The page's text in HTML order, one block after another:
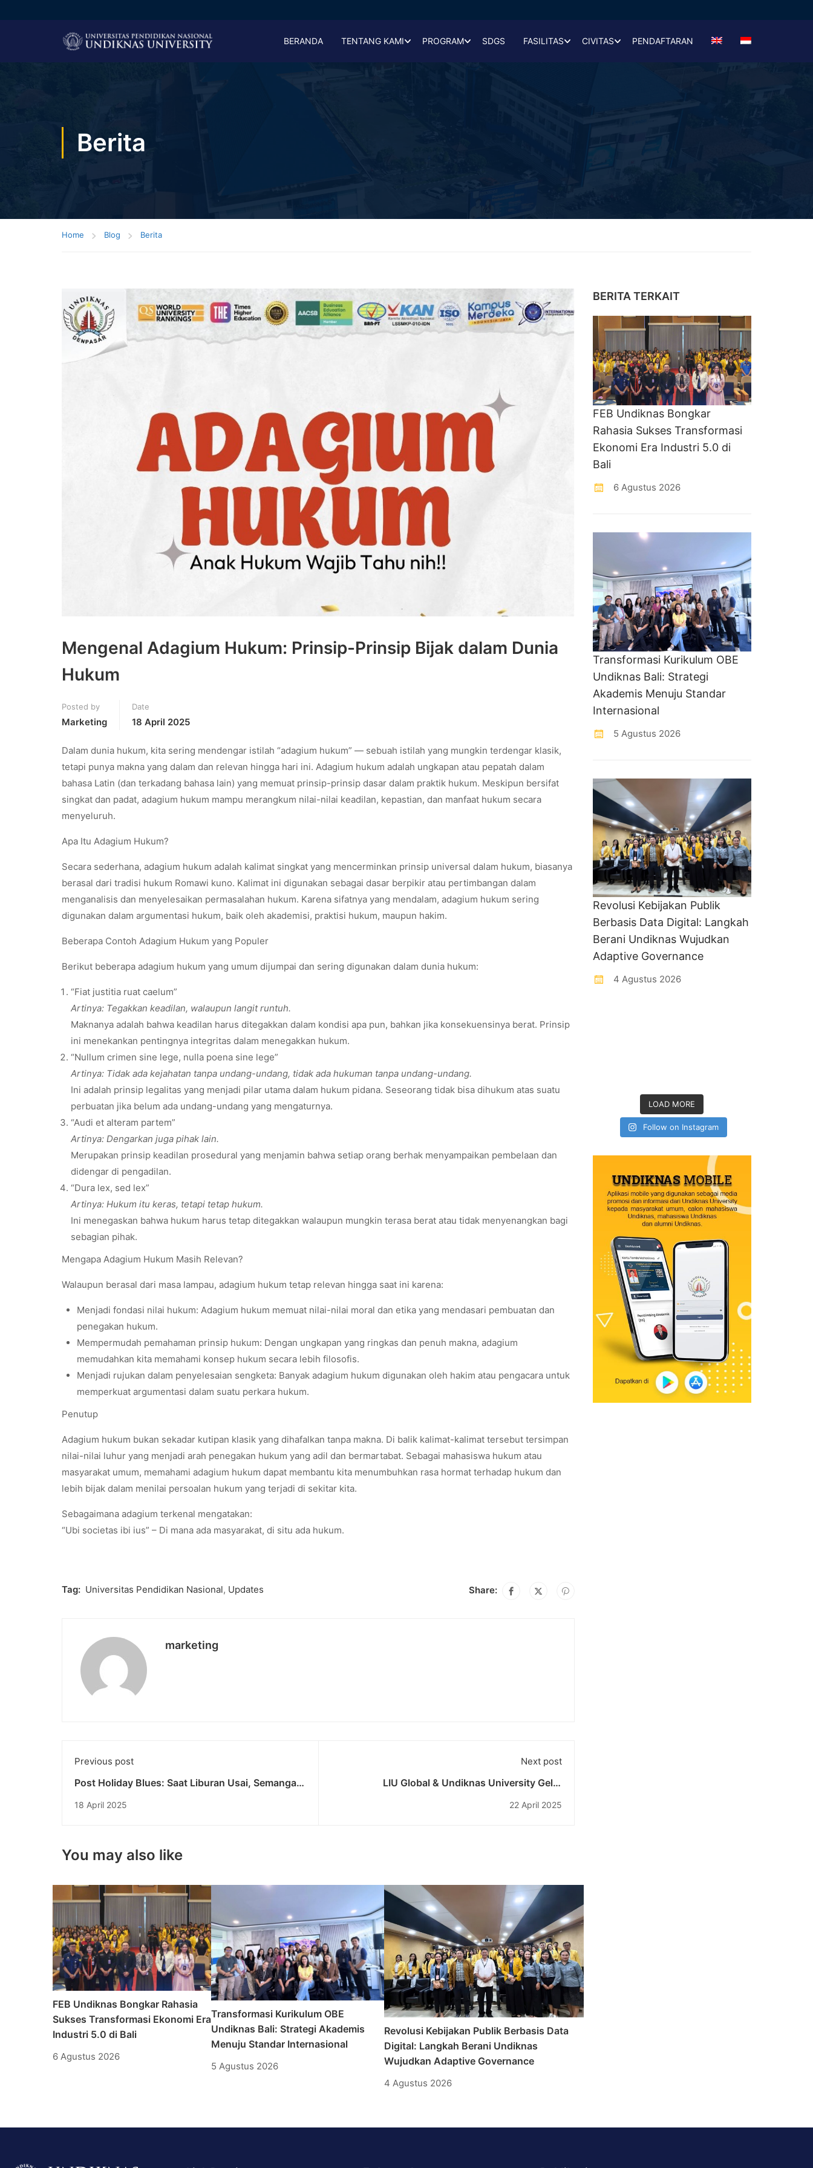
BERANDA TENTANG KAMI PROGRAM SDGS FASILITAS CIVITAS PENDAFTARAN
Berita
Home Blog Berita
Mengenal Adagium Hukum: Prinsip-Prinsip Bijak dalam Dunia
Hukum
Posted by
Marketing
Date
18 April 2025
Dalam dunia hukum, kita sering mendengar istilah “adagium hukum” — sebuah istilah yang mungkin terdengar klasik,
tetapi punya makna yang dalam dan relevan hingga hari ini. Adagium hukum adalah ungkapan atau pepatah dalam
bahasa Latin (dan terkadang bahasa lain) yang memuat prinsip-prinsip dasar dalam praktik hukum. Meskipun bersifat
singkat dan padat, adagium hukum mampu merangkum nilai-nilai keadilan, kepastian, dan manfaat hukum secara
menyeluruh.
Apa Itu Adagium Hukum?
Secara sederhana, adagium hukum adalah kalimat singkat yang mencerminkan prinsip universal dalam hukum, biasanya
berasal dari tradisi hukum Romawi kuno. Kalimat ini digunakan sebagai dasar berpikir atau pertimbangan dalam
menganalisis dan menyelesaikan permasalahan hukum. Karena sifatnya yang mendalam, adagium hukum sering
digunakan dalam argumentasi hukum, baik oleh akademisi, praktisi hukum, maupun hakim.
Beberapa Contoh Adagium Hukum yang Populer
Berikut beberapa adagium hukum yang umum dijumpai dan sering digunakan dalam dunia hukum:
“Fiat justitia ruat caelum”
Artinya: Tegakkan keadilan, walaupun langit runtuh.
Maknanya adalah bahwa keadilan harus ditegakkan dalam kondisi apa pun, bahkan jika konsekuensinya berat. Prinsip
ini menekankan pentingnya integritas dalam menegakkan hukum.
“Nullum crimen sine lege, nulla poena sine lege”
Artinya: Tidak ada kejahatan tanpa undang-undang, tidak ada hukuman tanpa undang-undang.
Ini adalah prinsip legalitas yang menjadi pilar utama dalam hukum pidana. Seseorang tidak bisa dihukum atas suatu
perbuatan jika belum ada undang-undang yang mengaturnya.
“Audi et alteram partem”
Artinya: Dengarkan juga pihak lain.
Merupakan prinsip keadilan prosedural yang menjamin bahwa setiap orang berhak menyampaikan pembelaan dan
didengar di pengadilan.
“Dura lex, sed lex”
Artinya: Hukum itu keras, tetapi tetap hukum.
Ini menegaskan bahwa hukum harus tetap ditegakkan walaupun mungkin terasa berat atau tidak menyenangkan bagi
sebagian pihak.
Mengapa Adagium Hukum Masih Relevan?
Walaupun berasal dari masa lampau, adagium hukum tetap relevan hingga saat ini karena:
Menjadi fondasi nilai hukum: Adagium hukum memuat nilai-nilai moral dan etika yang mendasari pembuatan dan
penegakan hukum.
Mempermudah pemahaman prinsip hukum: Dengan ungkapan yang ringkas dan penuh makna, adagium
memudahkan kita memahami konsep hukum secara lebih filosofis.
Menjadi rujukan dalam penyelesaian sengketa: Banyak adagium hukum digunakan oleh hakim atau pengacara untuk
memperkuat argumentasi dalam suatu perkara hukum.
Penutup
Adagium hukum bukan sekadar kutipan klasik yang dihafalkan tanpa makna. Di balik kalimat-kalimat tersebut tersimpan
nilai-nilai luhur yang menjadi arah penegakan hukum yang adil dan bermartabat. Sebagai mahasiswa hukum atau
masyarakat umum, memahami adagium hukum dapat membantu kita menumbuhkan rasa hormat terhadap hukum dan
lebih bijak dalam menilai persoalan hukum yang terjadi di sekitar kita.
Sebagaimana adagium terkenal mengatakan:
“Ubi societas ibi ius” – Di mana ada masyarakat, di situ ada hukum.
Tag: Universitas Pendidikan Nasional, Updates Share:
marketing
Previous post
Post Holiday Blues: Saat Liburan Usai, Semangat
18 April 2025
Next post
LIU Global & Undiknas University Gelar
Muda Hadapi Isu Sosial-Ekonomi Global
22 April 2025
You may also like
FEB Undiknas Bongkar Rahasia
Sukses Transformasi Ekonomi Era
Industri 5.0 di Bali
6 Agustus 2026
Transformasi Kurikulum OBE
Undiknas Bali: Strategi Akademis
Menuju Standar Internasional
5 Agustus 2026
Revolusi Kebijakan Publik Berbasis Data
Digital: Langkah Berani Undiknas
Wujudkan Adaptive Governance
4 Agustus 2026
BERITA TERKAIT
FEB Undiknas Bongkar
Rahasia Sukses Transformasi
Ekonomi Era Industri 5.0 di
Bali
6 Agustus 2026
Transformasi Kurikulum OBE
Undiknas Bali: Strategi
Akademis Menuju Standar
Internasional
5 Agustus 2026
Revolusi Kebijakan Publik
Berbasis Data Digital: Langkah
Berani Undiknas Wujudkan
Adaptive Governance
4 Agustus 2026
LOAD MORE
Follow on Instagram